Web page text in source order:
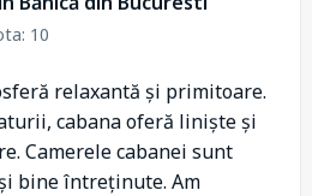
10
relaxantă și primitoare.
cabana oferă liniște și
Camerele cabanei sunt
bine întreținute. Am